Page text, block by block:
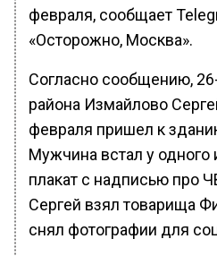
февраля, сообщает
«Осторожно, Москва».
Согласно сообщению,
района Измайлово
февраля пришел к
Мужчина встал у
плакат с надписью про
Сергей взял товарища
снял фотографии для